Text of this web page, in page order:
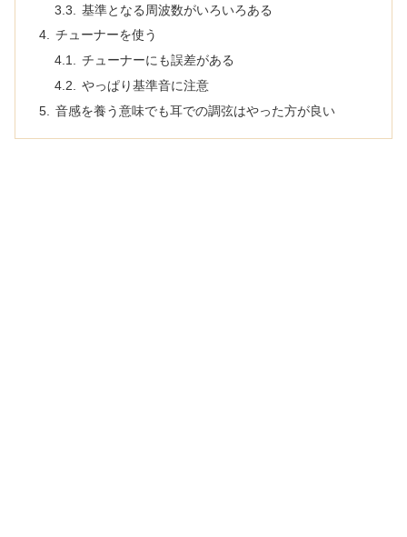
基準となる周波数がいろいろある
チューナーを使う
チューナーにも誤差がある
やっぱり基準音に注意
音感を養う意味でも耳での調弦はやった方が良い